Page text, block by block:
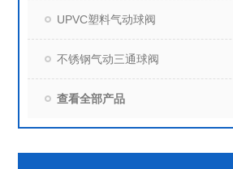
UPVC塑料气动球阀
不锈钢气动三通球阀
查看全部产品